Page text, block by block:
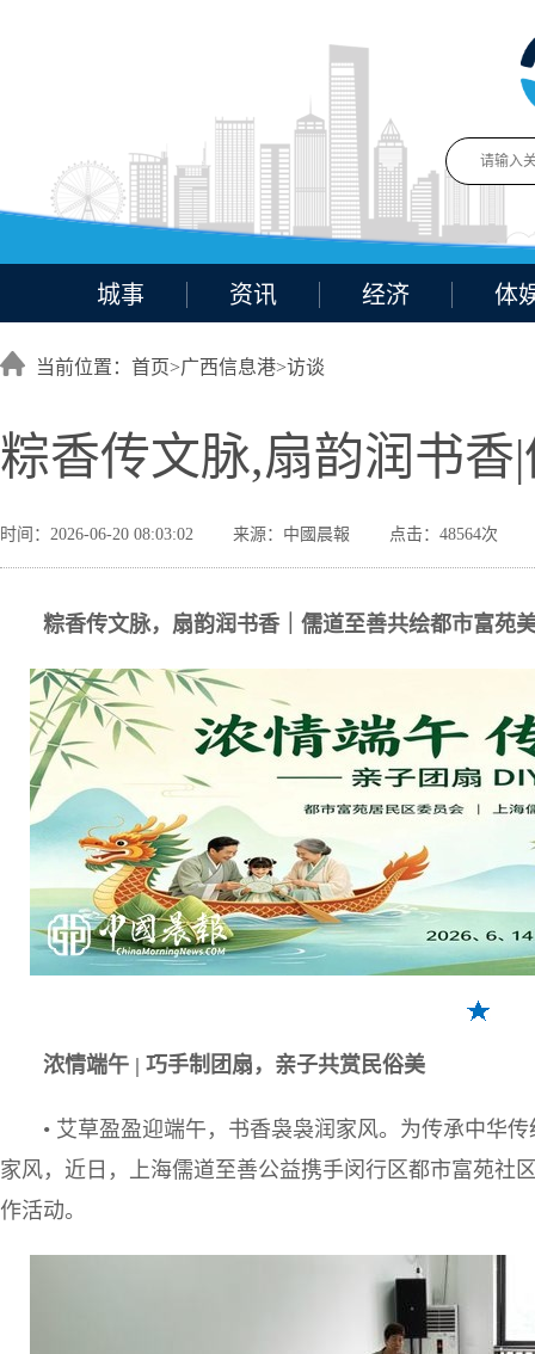
城事 资讯 经济 体
当前位置：首页>广西信息港>访谈
粽香传文脉,扇韵润书
时间：2026-06-20 08:03:02 来源：中國晨報 点击：48564次
粽香传文脉，扇韵润书香｜儒道至善共绘都市富苑
浓情端午 | 巧手制团扇，亲子共赏民俗美
• 艾草盈盈迎端午，书香袅袅润家风。为传承中华
家风，近日，上海儒道至善公益携手闵行区都市富苑社
作活动。